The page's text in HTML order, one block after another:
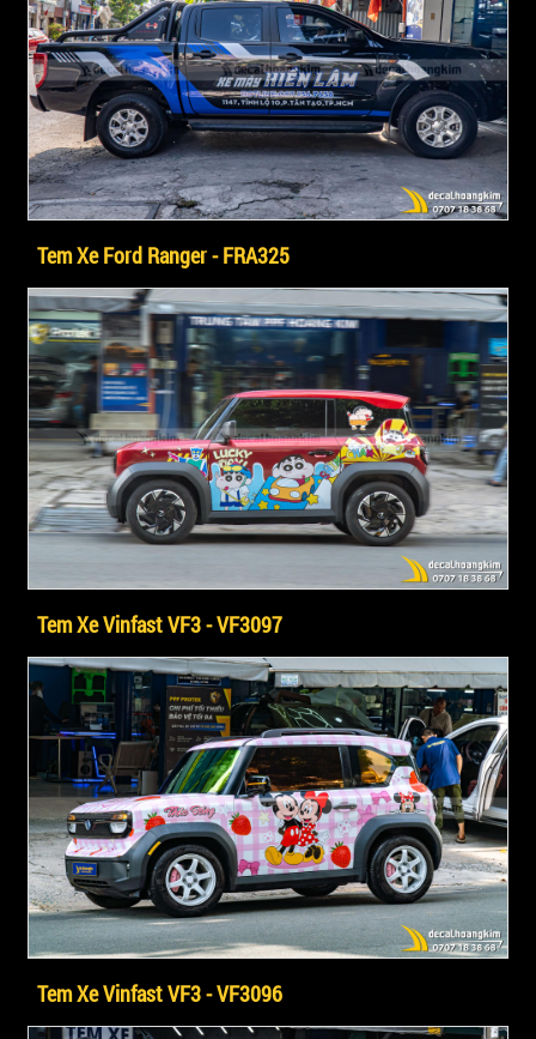
Tem Xe Ford Ranger - FRA325
Tem Xe Vinfast VF3 - VF3097
Tem Xe Vinfast VF3 - VF3096